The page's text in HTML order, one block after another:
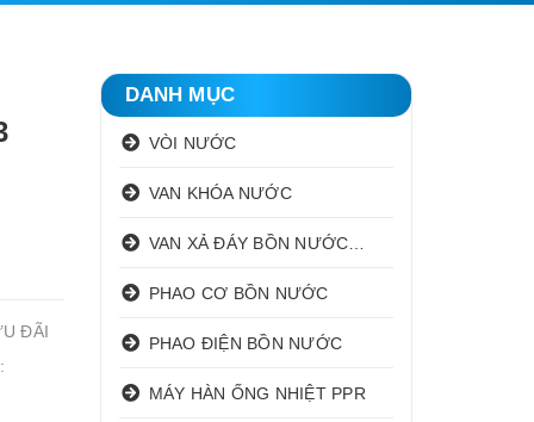
ĐÃI
DANH MỤC
VÒI NƯỚC
VAN KHÓA NƯỚC
PHAO CƠ BỒN NƯỚC
PHAO ĐIỆN BỒN NƯỚC
MÁY HÀN ỐNG NHIỆT PPR